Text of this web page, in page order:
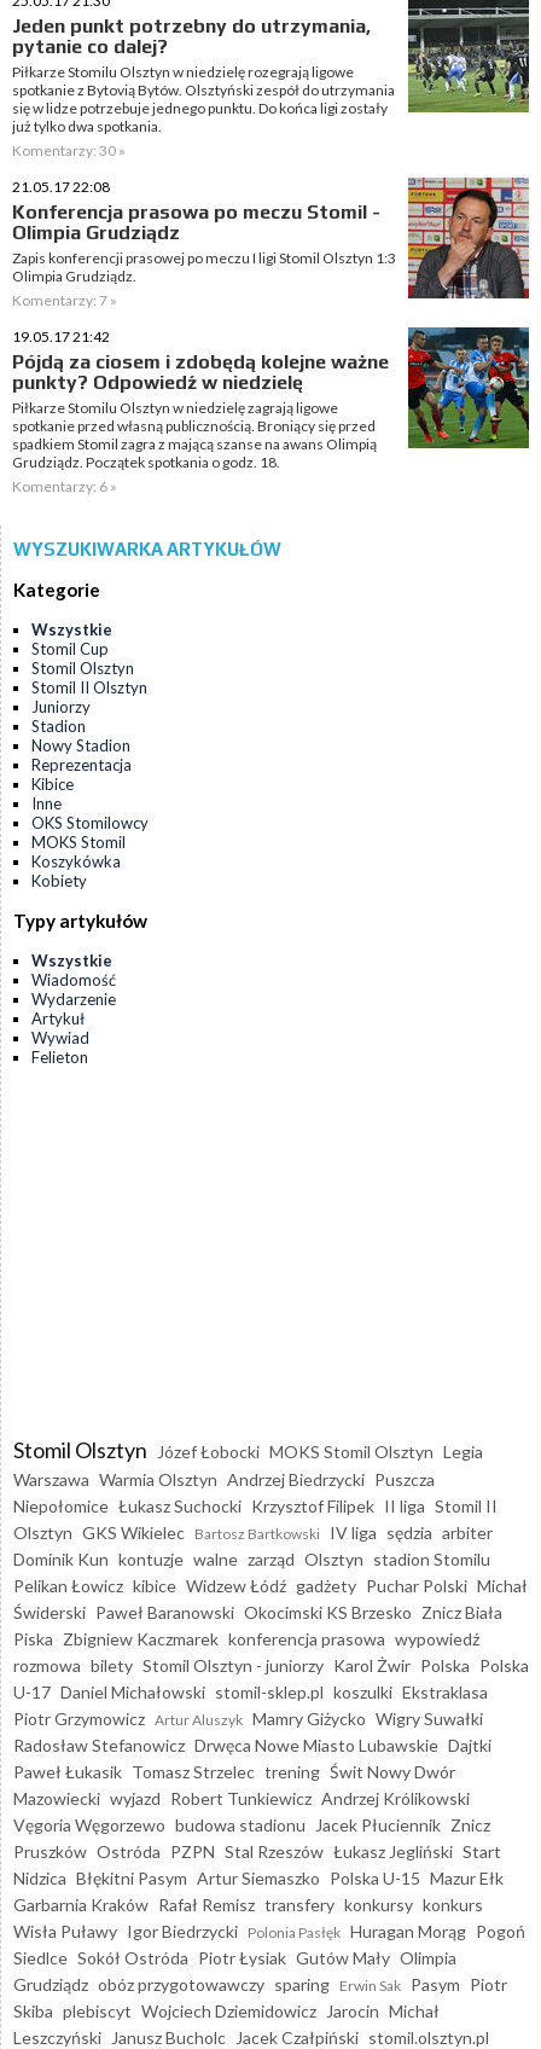
Jeden punkt potrzebny do utrzymania,
pytanie co dalej?
Piłkarze Stomilu Olsztyn w niedzielę rozegrają ligowe
spotkanie z Bytovią Bytów. Olsztyński zespół do utrzymania
się w lidze potrzebuje jednego punktu. Do końca ligi zostały
już tylko dwa spotkania.
Komentarzy: 30 »
21.05.17 22:08
Konferencja prasowa po meczu Stomil -
Olimpia Grudziądz
Zapis konferencji prasowej po meczu I ligi Stomil Olsztyn 1:3
Olimpia Grudziądz.
Komentarzy: 7 »
19.05.17 21:42
Pójdą za ciosem i zdobędą kolejne ważne
punkty? Odpowiedź w niedzielę
Piłkarze Stomilu Olsztyn w niedzielę zagrają ligowe
spotkanie przed własną publicznością. Broniący się przed
spadkiem Stomil zagra z mającą szanse na awans Olimpią
Grudziądz. Początek spotkania o godz. 18.
Komentarzy: 6 »
WYSZUKIWARKA ARTYKUŁÓW
Kategorie
Wszystkie
Stomil Cup
Stomil Olsztyn
Stomil II Olsztyn
Juniorzy
Stadion
Nowy Stadion
Reprezentacja
Kibice
Inne
OKS Stomilowcy
MOKS Stomil
Koszykówka
Kobiety
Typy artykułów
Wszystkie
Wiadomość
Wydarzenie
Artykuł
Wywiad
Felieton
Stomil Olsztyn Józef Łobocki MOKS Stomil Olsztyn Legia
Warszawa Warmia Olsztyn Andrzej Biedrzycki Puszcza
Niepołomice Łukasz Suchocki Krzysztof Filipek II liga Stomil II
Olsztyn GKS Wikielec Bartosz Bartkowski IV liga sędzia arbiter
Dominik Kun kontuzje walne zarząd Olsztyn stadion Stomilu
Pelikan Łowicz kibice Widzew Łódź gadżety Puchar Polski Michał
Świderski Paweł Baranowski Okocimski KS Brzesko Znicz Biała
Piska Zbigniew Kaczmarek konferencja prasowa wypowiedź
rozmowa bilety Stomil Olsztyn - juniorzy Karol Żwir Polska Polska
U-17 Daniel Michałowski stomil-sklep.pl koszulki Ekstraklasa
Piotr Grzymowicz Artur Aluszyk Mamry Giżycko Wigry Suwałki
Radosław Stefanowicz Drwęca Nowe Miasto Lubawskie Dajtki
Paweł Łukasik Tomasz Strzelec trening Świt Nowy Dwór
Mazowiecki wyjazd Robert Tunkiewicz Andrzej Królikowski
Vęgoria Węgorzewo budowa stadionu Jacek Płuciennik Znicz
Pruszków Ostróda PZPN Stal Rzeszów Łukasz Jegliński Start
Nidzica Błękitni Pasym Artur Siemaszko Polska U-15 Mazur Ełk
Garbarnia Kraków Rafał Remisz transfery konkursy konkurs
Wisła Puławy Igor Biedrzycki Polonia Pasłęk Huragan Morąg Pogoń
Siedlce Sokół Ostróda Piotr Łysiak Gutów Mały Olimpia
Grudziądz obóz przygotowawczy sparing Erwin Sak Pasym Piotr
Skiba plebiscyt Wojciech Dziemidowicz Jarocin Michał
Leszczyński
Janusz Bucholc Jacek Czałpiński stomil.olsztyn.pl